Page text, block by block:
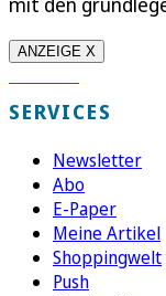
ANZEIGE X
SERVICES
Newsletter
Abo
E-Paper
Meine Artikel
Shoppingwelt
Push